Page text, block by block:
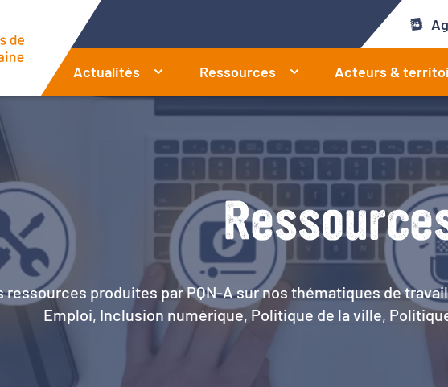
Actualités Ressources Acteurs &
ressources produites par PQN-A sur nos thématiques de
Emploi, Inclusion numérique, Politique de la ville,